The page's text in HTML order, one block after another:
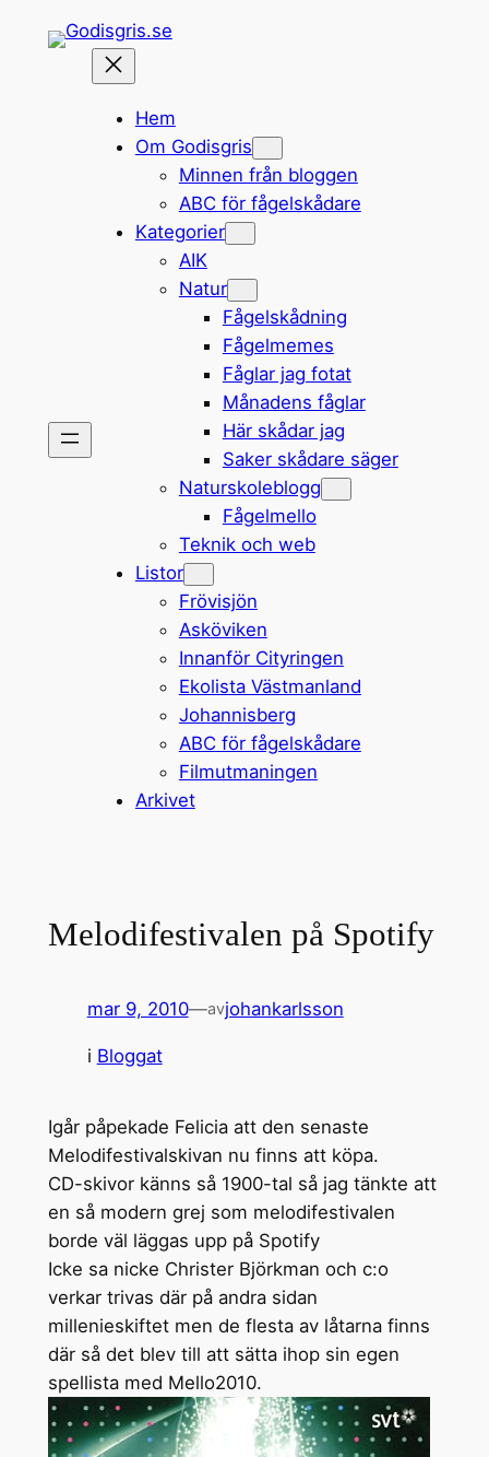
Hem
Om Godisgris
Minnen från bloggen
ABC för fågelskådare
Kategorier
AIK
Natur
Fågelskådning
Fågelmemes
Fåglar jag fotat
Månadens fåglar
Här skådar jag
Saker skådare säger
Naturskoleblogg
Fågelmello
Teknik och web
Listor
Frövisjön
Asköviken
Innanför Cityringen
Ekolista Västmanland
Johannisberg
ABC för fågelskådare
Filmutmaningen
Arkivet
Melodifestivalen på Spotify
mar 9, 2010—avjohankarlsson
i Bloggat
Igår påpekade Felicia att den senaste
Melodifestivalskivan nu finns att köpa.
CD-skivor känns så 1900-tal så jag tänkte att
en så modern grej som melodifestivalen
borde väl läggas upp på Spotify
Icke sa nicke Christer Björkman och c:o
verkar trivas där på andra sidan
millenieskiftet men de flesta av låtarna finns
där så det blev till att sätta ihop sin egen
spellista med Mello2010.